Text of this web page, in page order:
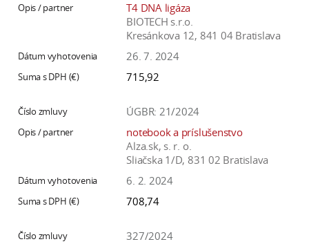
T4 DNA ligáza
BIOTECH s.r.o.
Kresánkova 12, 841 04 Bratislava
26. 7. 2024
715,92
ÚGBR: 21/2024
notebook a príslušenstvo
Alza.sk, s. r. o.
Sliačska 1/D, 831 02 Bratislava
6. 2. 2024
708,74
327/2024